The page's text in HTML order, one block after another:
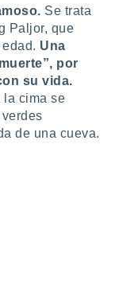
Se trata
Paljor, que
Una
por
su vida.
la cima se
de una cueva.